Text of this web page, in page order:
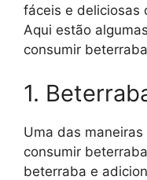
fáceis e deliciosas
Aqui estão
consumir
1.
Uma das
consumir
beterraba e